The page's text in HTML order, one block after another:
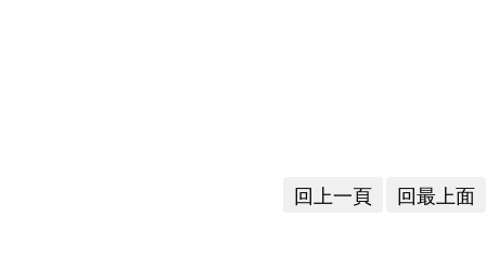
回上一頁 回最上面